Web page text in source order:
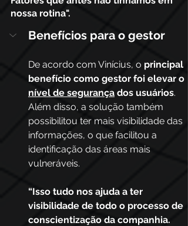
nossa rotina".
Benefícios para o gestor
De acordo com Vinícius, o principal
benefício como gestor foi elevar o
nível de segurança dos usuários.
Além disso, a solução também
possibilitou ter mais visibilidade das
informações, o que facilitou a
identificação das áreas mais
vulneráveis.
“Isso tudo nos ajuda a ter
visibilidade de todo o processo de
conscientização da companhia.